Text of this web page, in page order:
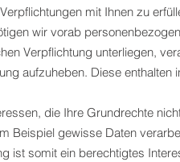
mit Ihnen zu
wir vorab
Verpflichtung unterliegen,
aufzuheben. Diese enthalten
die Ihre Grundrechte
Beispiel gewisse Daten
ist somit ein berechtigtes